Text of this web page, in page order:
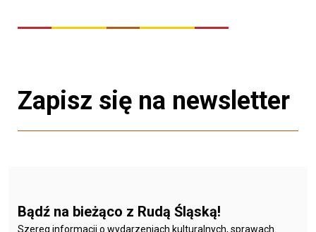
Zapisz się na newsletter
Bądź na bieżąco z Rudą Śląską!
Szereg informacji o wydarzeniach kulturalnych, sprawach